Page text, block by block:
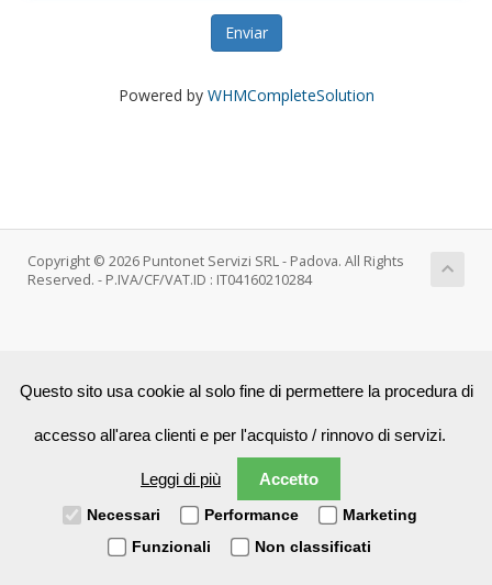
Enviar
Powered by WHMCompleteSolution
Copyright © 2026 Puntonet Servizi SRL - Padova. All Rights
Reserved. - P.IVA/CF/VAT.ID : IT04160210284
Questo sito usa cookie al solo fine di permettere la procedura di
accesso all'area clienti e per l'acquisto / rinnovo di servizi.
Leggi di più Accetto
Necessari Performance
Marketing
Funzionali
Non classificati